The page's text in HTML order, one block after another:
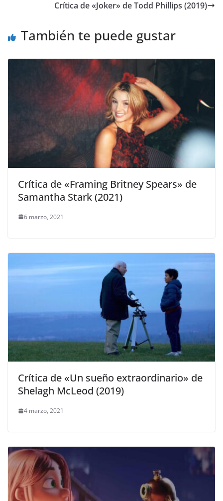
Crítica de «Joker» de Todd Phillips (2019)
También te puede gustar
Crítica de «Framing Britney Spears» de
Samantha Stark (2021)
6 marzo, 2021
Crítica de «Un sueño extraordinario» de
Shelagh McLeod (2019)
4 marzo, 2021